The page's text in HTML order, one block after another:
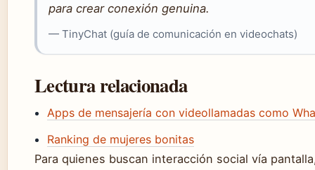
para crear conexión genuina.
— TinyChat (guía de comunicación en videochats)
Lectura relacionada
Apps de mensajería con videollamadas como
Ranking de mujeres bonitas
Para quienes buscan interacción social vía